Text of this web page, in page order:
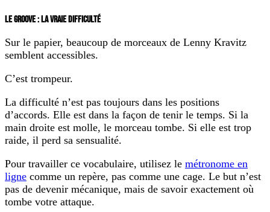
LE GROOVE : LA VRAIE DIFFICULTÉ
Sur le papier, beaucoup de morceaux de Lenny Kravitz
semblent accessibles.
C’est trompeur.
La difficulté n’est pas toujours dans les positions
d’accords. Elle est dans la façon de tenir le temps. Si la
main droite est molle, le morceau tombe. Si elle est trop
raide, il perd sa sensualité.
Pour travailler ce vocabulaire, utilisez le métronome en
ligne comme un repère, pas comme une cage. Le but n’est
pas de devenir mécanique, mais de savoir exactement où
tombe votre attaque.